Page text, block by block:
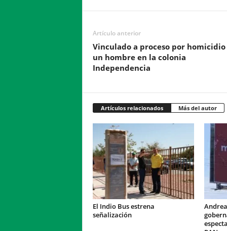
Artículo anterior
Vinculado a proceso por homicidio
un hombre en la colonia
Independencia
Artículos relacionados Más del autor
El Indio Bus estrena
señalización